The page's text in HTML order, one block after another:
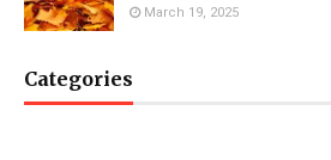
March 19, 2025
Categories